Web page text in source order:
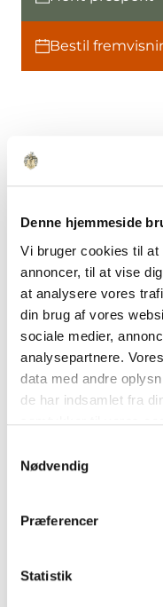
Denne hjemmeside
Vi bruger cookies til
annoncer, til at vise
at analysere vores
din brug af vores
sociale medier,
analysepartnere.
data med andre
de har indsamlet fra
Nødvendig
Præferencer
Statistik
Bestil